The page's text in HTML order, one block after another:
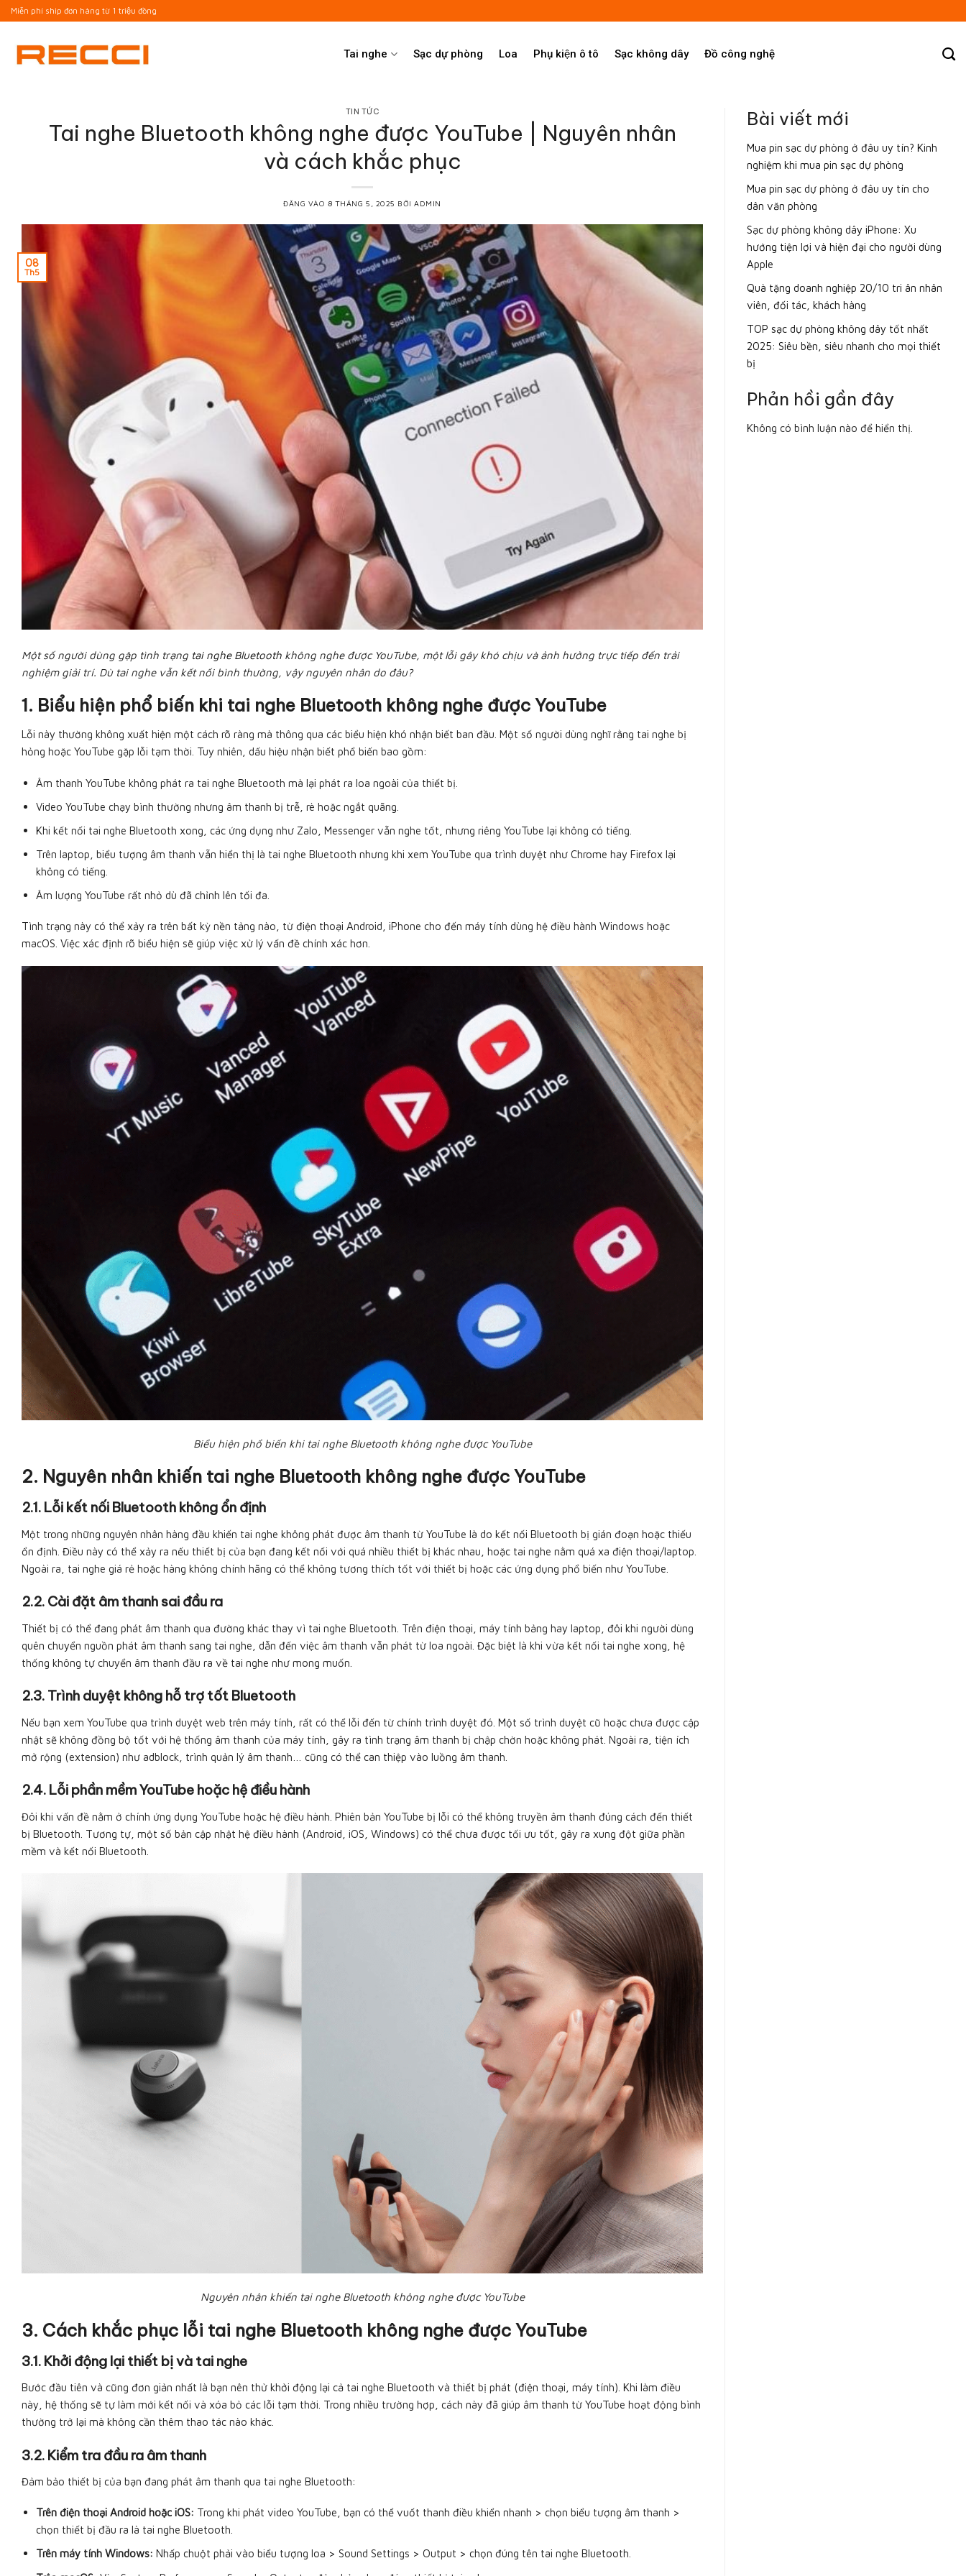
Bỏ
qua
dung
Miễn phí ship đơn hàng từ 1 triệu đồng
Tai nghe Sạc dự phòng Loa Phụ kiện ô tô Sạc không dây Đồ công nghệ
TIN TỨC
Tai nghe Bluetooth không nghe được YouTube | Nguyên nhân
và cách khắc phục
ĐĂNG VÀO 8 THÁNG 5, 2025 BỞIADMIN
08
Th5
Một số người dùng gặp tình trạng tai nghe Bluetooth không nghe được YouTube, một lỗi gây khó chịu và ảnh hưởng trực tiếp đến trải
nghiệm giải trí. Dù tai nghe vẫn kết nối bình thường, vậy nguyên nhân do đâu?
1. Biểu hiện phổ biến khi tai nghe Bluetooth không nghe được YouTube
Lỗi này thường không xuất hiện một cách rõ ràng mà thông qua các biểu hiện khó nhận biết ban đầu. Một số người dùng nghĩ rằng tai nghe bị
hỏng hoặc YouTube gặp lỗi tạm thời. Tuy nhiên, dấu hiệu nhận biết phổ biến bao gồm:
Âm thanh YouTube không phát ra tai nghe Bluetooth mà lại phát ra loa ngoài của thiết bị.
Video YouTube chạy bình thường nhưng âm thanh bị trễ, rè hoặc ngắt quãng.
Khi kết nối tai nghe Bluetooth xong, các ứng dụng như Zalo, Messenger vẫn nghe tốt, nhưng riêng YouTube lại không có tiếng.
Trên laptop, biểu tượng âm thanh vẫn hiển thị là tai nghe Bluetooth nhưng khi xem YouTube qua trình duyệt như Chrome hay Firefox lại
không có tiếng.
Âm lượng YouTube rất nhỏ dù đã chỉnh lên tối đa.
Tình trạng này có thể xảy ra trên bất kỳ nền tảng nào, từ điện thoại Android, iPhone cho đến máy tính dùng hệ điều hành Windows hoặc
macOS. Việc xác định rõ biểu hiện sẽ giúp việc xử lý vấn đề chính xác hơn.
Biểu hiện phổ biến khi tai nghe Bluetooth không nghe được YouTube
2. Nguyên nhân khiến tai nghe Bluetooth không nghe được YouTube
2.1. Lỗi kết nối Bluetooth không ổn định
Một trong những nguyên nhân hàng đầu khiến tai nghe không phát được âm thanh từ YouTube là do kết nối Bluetooth bị gián đoạn hoặc thiếu
ổn định. Điều này có thể xảy ra nếu thiết bị của bạn đang kết nối với quá nhiều thiết bị khác nhau, hoặc tai nghe nằm quá xa điện thoại/laptop.
Ngoài ra, tai nghe giá rẻ hoặc hàng không chính hãng có thể không tương thích tốt với thiết bị hoặc các ứng dụng phổ biến như YouTube.
2.2. Cài đặt âm thanh sai đầu ra
Thiết bị có thể đang phát âm thanh qua đường khác thay vì tai nghe Bluetooth. Trên điện thoại, máy tính bảng hay laptop, đôi khi người dùng
quên chuyển nguồn phát âm thanh sang tai nghe, dẫn đến việc âm thanh vẫn phát từ loa ngoài. Đặc biệt là khi vừa kết nối tai nghe xong, hệ
thống không tự chuyển âm thanh đầu ra về tai nghe như mong muốn.
2.3. Trình duyệt không hỗ trợ tốt Bluetooth
Nếu bạn xem YouTube qua trình duyệt web trên máy tính, rất có thể lỗi đến từ chính trình duyệt đó. Một số trình duyệt cũ hoặc chưa được cập
nhật sẽ không đồng bộ tốt với hệ thống âm thanh của máy tính, gây ra tình trạng âm thanh bị chập chờn hoặc không phát. Ngoài ra, tiện ích
mở rộng (extension) như adblock, trình quản lý âm thanh… cũng có thể can thiệp vào luồng âm thanh.
2.4. Lỗi phần mềm YouTube hoặc hệ điều hành
Đôi khi vấn đề nằm ở chính ứng dụng YouTube hoặc hệ điều hành. Phiên bản YouTube bị lỗi có thể không truyền âm thanh đúng cách đến thiết
bị Bluetooth. Tương tự, một số bản cập nhật hệ điều hành (Android, iOS, Windows) có thể chưa được tối ưu tốt, gây ra xung đột giữa phần
mềm và kết nối Bluetooth.
Nguyên nhân khiến tai nghe Bluetooth không nghe được YouTube
3. Cách khắc phục lỗi tai nghe Bluetooth không nghe được YouTube
3.1. Khởi động lại thiết bị và tai nghe
Bước đầu tiên và cũng đơn giản nhất là bạn nên thử khởi động lại cả tai nghe Bluetooth và thiết bị phát (điện thoại, máy tính). Khi làm điều
này, hệ thống sẽ tự làm mới kết nối và xóa bỏ các lỗi tạm thời. Trong nhiều trường hợp, cách này đã giúp âm thanh từ YouTube hoạt động bình
thường trở lại mà không cần thêm thao tác nào khác.
3.2. Kiểm tra đầu ra âm thanh
Đảm bảo thiết bị của bạn đang phát âm thanh qua tai nghe Bluetooth:
Trên điện thoại Android hoặc iOS: Trong khi phát video YouTube, bạn có thể vuốt thanh điều khiển nhanh > chọn biểu tượng âm thanh >
chọn thiết bị đầu ra là tai nghe Bluetooth.
Trên máy tính Windows: Nhấp chuột phải vào biểu tượng loa > Sound Settings > Output > chọn đúng tên tai nghe Bluetooth.
Bài viết mới
Mua pin sạc dự phòng ở đâu uy tín? Kinh
nghiệm khi mua pin sạc dự phòng
Mua pin sạc dự phòng ở đâu uy tín cho
dân văn phòng
Sạc dự phòng không dây iPhone: Xu
hướng tiện lợi và hiện đại cho người dùng
Apple
Quà tặng doanh nghiệp 20/10 tri ân nhân
viên, đối tác, khách hàng
TOP sạc dự phòng không dây tốt nhất
2025: Siêu bền, siêu nhanh cho mọi thiết
bị
Phản hồi gần đây
Không có bình luận nào để hiển thị.